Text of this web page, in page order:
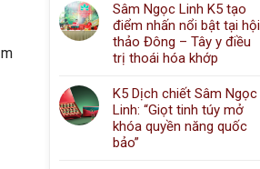
Sâm Ngọc Linh K5 tạo
điểm nhấn nổi bật tại hội
thảo Đông – Tây y điều
trị thoái hóa khớp
K5 Dịch chiết Sâm Ngọc
Linh: “Giọt tinh túy mở
khóa quyền năng quốc
bảo”